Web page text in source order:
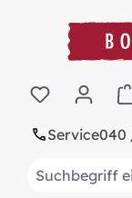
springen
Service040